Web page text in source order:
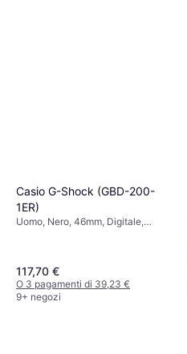
Casio G-Shock (GBD-200-
1ER)
Uomo, Nero, 46mm, Digitale,
117,70 €
O 3 pagamenti di 39,23 €
9+ negozi